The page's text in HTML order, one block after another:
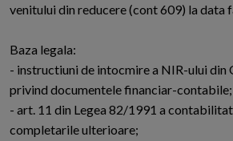
venitului din reducere (cont 609) la data
Baza legala:
- instructiuni de intocmire a NIR-ului
privind documentele financiar-contabile;
- art. 11 din Legea 82/1991 a
completarile ulterioare;